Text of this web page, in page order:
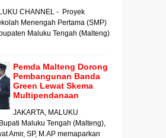
CHANNEL - Proyek
Menengah Pertama (SMP)
Maluku Tengah (Malteng)
Pemda Malteng Dorong
Pembangunan Banda
Green Lewat Skema
Multipendanaan
JAKARTA, MALUKU
Maluku Tengah (Malteng),
Amir, SP, M.AP memaparkan